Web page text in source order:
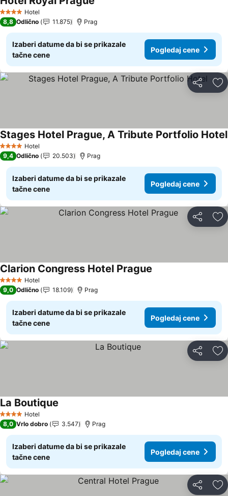
4 ZvezdiceHotel
8,8 Odlično 11.875 Prag
Izaberi datume da bi se prikazale
tačne cene
Pogledaj cene
Deli
4 ZvezdiceHotel
Stages Hotel Prague, A Tribute Portfolio Hotel
9,4 Odlično 20.503 Prag
Izaberi datume da bi se prikazale
tačne cene
Pogledaj cene
Deli
4 ZvezdiceHotel
Clarion Congress Hotel Prague
9,0 Odlično 18.109 Prag
Izaberi datume da bi se prikazale
tačne cene
Pogledaj cene
Deli
4 ZvezdiceHotel
La Boutique
8,0 Vrlo dobro 3.547 Prag
Izaberi datume da bi se prikazale
tačne cene
Pogledaj cene
Deli